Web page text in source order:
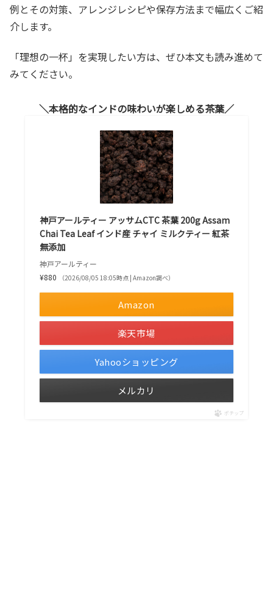
例とその対策、アレンジレシピや保存方法まで幅広くご紹
介します。
「理想の一杯」を実現したい方は、ぜひ本文も読み進めて
みてください。
本格的なインドの味わいが楽しめる茶葉
神戸アールティー アッサムCTC 茶葉 200g Assam
Chai Tea Leaf インド産 チャイ ミルクティー 紅茶
無添加
神戸アールティー
¥880
（2026/08/05 18:05時点 | Amazon調べ）
Amazon
楽天市場
Yahooショッピング
メルカリ
ポチップ